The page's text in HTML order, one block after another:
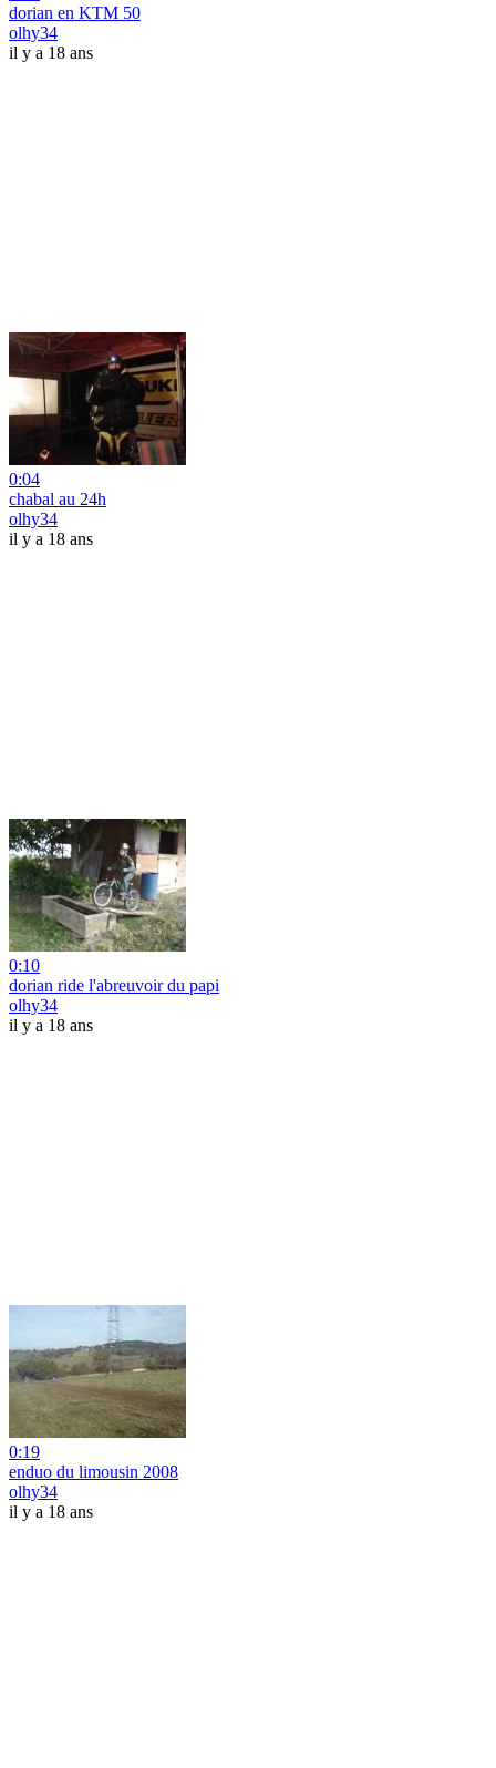
dorian en KTM 50
olhy34
il y a 18 ans
0:04
chabal au 24h
olhy34
il y a 18 ans
0:10
dorian ride l'abreuvoir du papi
olhy34
il y a 18 ans
0:19
enduo du limousin 2008
olhy34
il y a 18 ans